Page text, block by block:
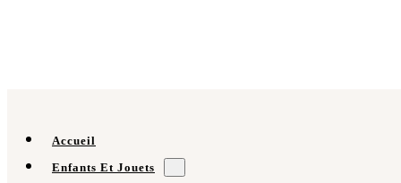
Accueil
Enfants Et Jouets